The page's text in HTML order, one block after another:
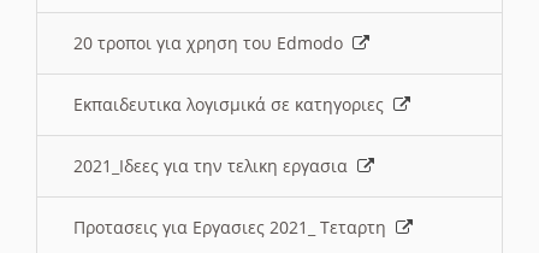
20 τροποι για χρηση του Edmodo
Εκπαιδευτικα λογισμικά σε κατηγοριες
2021_Ιδεες για την τελικη εργασια
Προτασεις για Εργασιες 2021_ Τεταρτη